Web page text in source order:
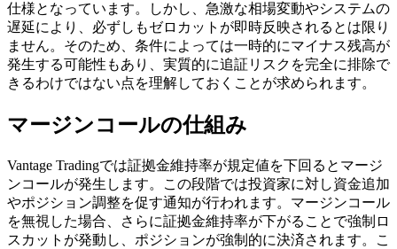
仕様となっています。しかし、急激な相場変動やシステムの
遅延により、必ずしもゼロカットが即時反映されるとは限り
ません。そのため、条件によっては一時的にマイナス残高が
発生する可能性もあり、実質的に追証リスクを完全に排除で
きるわけではない点を理解しておくことが求められます。
マージンコールの仕組み
Vantage Tradingでは証拠金維持率が規定値を下回るとマージ
ンコールが発生します。この段階では投資家に対し資金追加
やポジション調整を促す通知が行われます。マージンコール
を無視した場合、さらに証拠金維持率が下がることで強制ロ
スカットが発動し、ポジションが強制的に決済されます。こ